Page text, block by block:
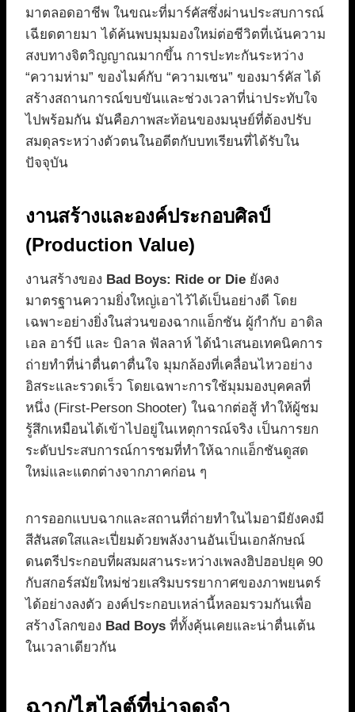
มาตลอดอาชีพ ในขณะที่มาร์คัสซึ่งผ่านประสบการณ์
เฉียดตายมา ได้ค้นพบมุมมองใหม่ต่อชีวิตที่เน้นความ
สงบทางจิตวิญญาณมากขึ้น การปะทะกันระหว่าง
“ความห่าม” ของไมค์กับ “ความเซน” ของมาร์คัส ได้
สร้างสถานการณ์ขบขันและช่วงเวลาที่น่าประทับใจ
ไปพร้อมกัน มันคือภาพสะท้อนของมนุษย์ที่ต้องปรับ
สมดุลระหว่างตัวตนในอดีตกับบทเรียนที่ได้รับใน
ปัจจุบัน
งานสร้างและองค์ประกอบศิลป์
(Production Value)
งานสร้างของ Bad Boys: Ride or Die ยังคง
มาตรฐานความยิ่งใหญ่เอาไว้ได้เป็นอย่างดี โดย
เฉพาะอย่างยิ่งในส่วนของฉากแอ็กชัน ผู้กำกับ อาดิล
เอล อาร์บี และ บิลาล ฟัลลาห์ ได้นำเสนอเทคนิคการ
ถ่ายทำที่น่าตื่นตาตื่นใจ มุมกล้องที่เคลื่อนไหวอย่าง
อิสระและรวดเร็ว โดยเฉพาะการใช้มุมมองบุคคลที่
หนึ่ง (First-Person Shooter) ในฉากต่อสู้ ทำให้ผู้ชม
รู้สึกเหมือนได้เข้าไปอยู่ในเหตุการณ์จริง เป็นการยก
ระดับประสบการณ์การชมที่ทำให้ฉากแอ็กชันดูสด
ใหม่และแตกต่างจากภาคก่อน ๆ
การออกแบบฉากและสถานที่ถ่ายทำในไมอามียังคงมี
สีสันสดใสและเปี่ยมด้วยพลังงานอันเป็นเอกลักษณ์
ดนตรีประกอบที่ผสมผสานระหว่างเพลงฮิปฮอปยุค 90
กับสกอร์สมัยใหม่ช่วยเสริมบรรยากาศของภาพยนตร์
ได้อย่างลงตัว องค์ประกอบเหล่านี้หลอมรวมกันเพื่อ
สร้างโลกของ Bad Boys ที่ทั้งคุ้นเคยและน่าตื่นเต้น
ในเวลาเดียวกัน